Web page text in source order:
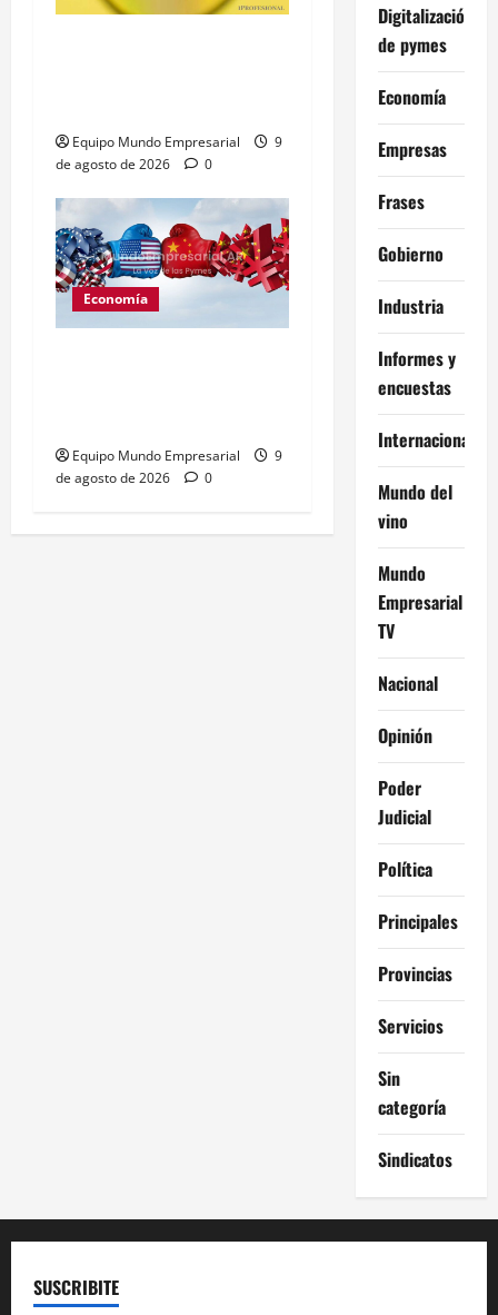
Equipo Mundo Empresarial
9
de agosto de 2026
0
Economía
Equipo Mundo Empresarial
9
de agosto de 2026
0
Digitalización
de pymes
Economía
Empresas
Frases
Gobierno
Industria
Informes y
encuestas
Internacional
Mundo del
vino
Mundo
Empresarial
TV
Nacional
Opinión
Poder
Judicial
Política
Principales
Provincias
Servicios
Sin
categoría
Sindicatos
SUSCRIBITE